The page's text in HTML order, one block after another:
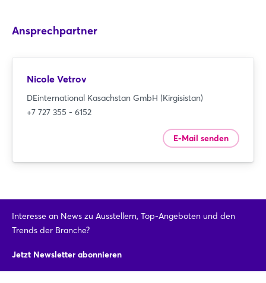
Ansprechpartner
Nicole Vetrov
DEinternational Kasachstan GmbH (Kirgisistan)
+7 727 355 - 6152
E-Mail senden
Interesse an News zu Ausstellern, Top-Angeboten und den
Trends der Branche?
Jetzt Newsletter abonnieren
Login